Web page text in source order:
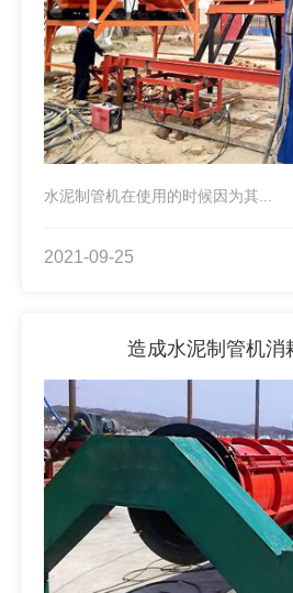
水泥制管机在使用的时候因为其...
2021-09-25
造成水泥制管机消